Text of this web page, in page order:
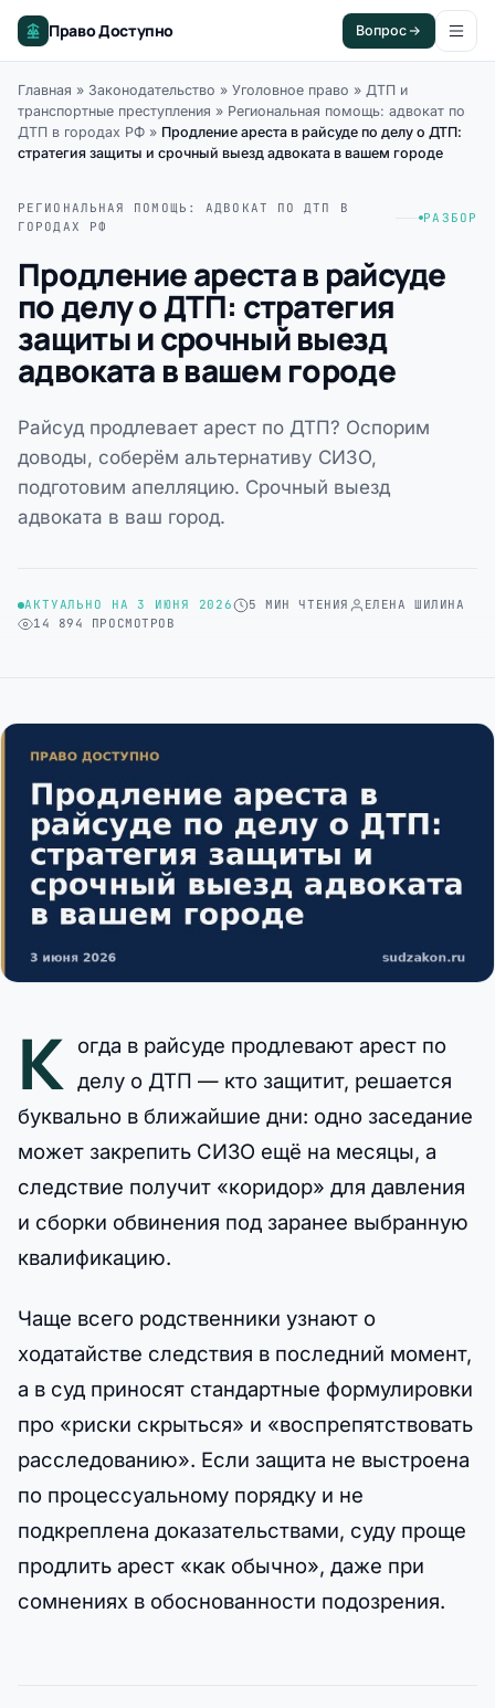
Право Доступно Вопрос
Главная » Законодательство » Уголовное право » ДТП и
транспортные преступления » Региональная помощь: адвокат по
ДТП в городах РФ » Продление ареста в райсуде по делу о ДТП:
стратегия защиты и срочный выезд адвоката в вашем городе
РЕГИОНАЛЬНАЯ ПОМОЩЬ: АДВОКАТ ПО ДТП В
ГОРОДАХ РФ
РАЗБОР
Продление ареста в райсуде
по делу о ДТП: стратегия
защиты и срочный выезд
адвоката в вашем городе
Райсуд продлевает арест по ДТП? Оспорим
доводы, соберём альтернативу СИЗО,
подготовим апелляцию. Срочный выезд
адвоката в ваш город.
АКТУАЛЬНО НА 3 ИЮНЯ 2026 5 МИН ЧТЕНИЯ
ЕЛЕНА ШИЛИНА
14 894 ПРОСМОТРОВ
К огда в райсуде продлевают арест по
делу о ДТП — кто защитит, решается
буквально в ближайшие дни: одно заседание
может закрепить СИЗО ещё на месяцы, а
следствие получит «коридор» для давления
и сборки обвинения под заранее выбранную
квалификацию.
Чаще всего родственники узнают о
ходатайстве следствия в последний момент,
а в суд приносят стандартные формулировки
про «риски скрыться» и «воспрепятствовать
расследованию». Если защита не выстроена
по процессуальному порядку и не
подкреплена доказательствами, суду проще
продлить арест «как обычно», даже при
сомнениях в обоснованности подозрения.